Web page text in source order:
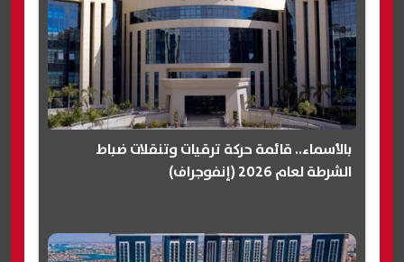
بالأسماء.. قائمة حركة ترقيات وتنقلات ضباط
الشرطة لعام 2026 (إنفوجراف)